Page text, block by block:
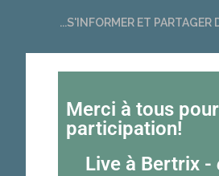
...S'INFORMER ET PARTAGER
Merci à tous
participation!
Live à Bertrix -